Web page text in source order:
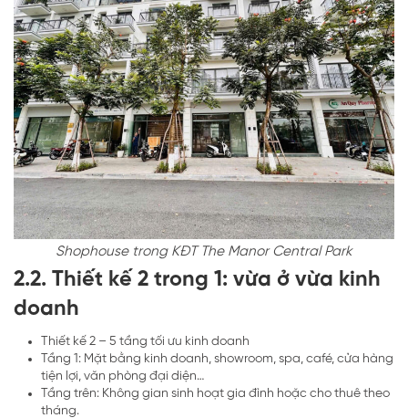
Shophouse trong KĐT The Manor Central Park
2.2. Thiết kế 2 trong 1: vừa ở vừa kinh
doanh
Thiết kế 2 – 5 tầng tối ưu kinh doanh
Tầng 1: Mặt bằng kinh doanh, showroom, spa, café, cửa hàng
tiện lợi, văn phòng đại diện…
Tầng trên: Không gian sinh hoạt gia đình hoặc cho thuê theo
tháng.